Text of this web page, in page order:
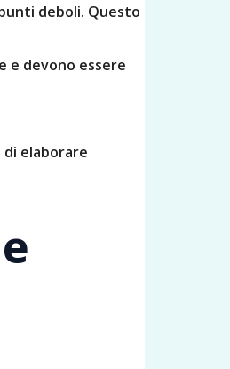
deboli. Questo
e devono essere
elaborare